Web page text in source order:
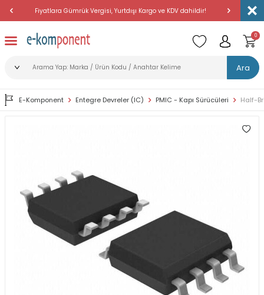
Fiyatlara Gümrük Vergisi, Yurtdışı Kargo ve KDV dahildir!
Ara
0
E-Komponent Entegre Devreler (IC) PMIC - Kapı Sürücüleri Half-